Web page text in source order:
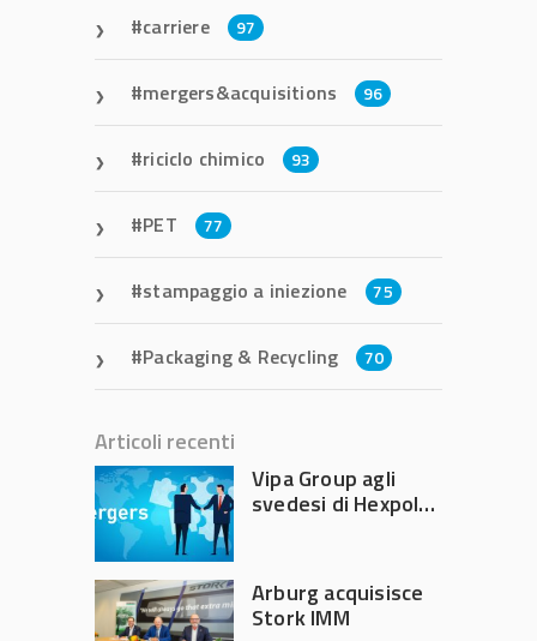
carriere 97
mergers&acquisitions 96
riciclo chimico 93
PET 77
stampaggio a iniezione 75
Packaging & Recycling 70
Articoli recenti
Vipa Group agli
svedesi di Hexpol
Arburg acquisisce
Stork IMM